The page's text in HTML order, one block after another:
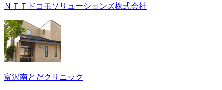
ＮＴＴドコモソリューションズ株式会社
富沢南とだクリニック